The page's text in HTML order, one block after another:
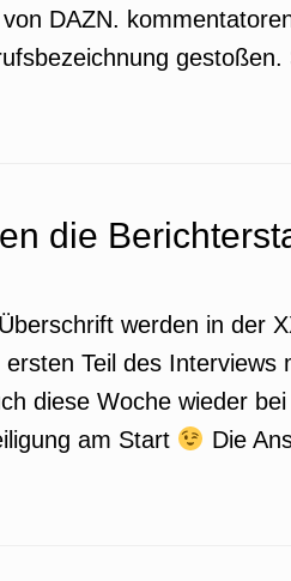
DAZN.
gestoßen.
die
werden in der
Teil des Interviews
diese Woche wieder
am Start
Die